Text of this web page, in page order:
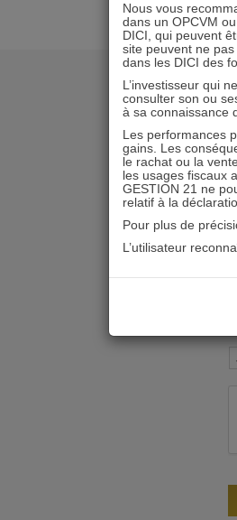
Nous vous
dans un OPCVM
DICI, qui peuvent
site peuvent ne
dans les DICI des
L’investisseur qui
consulter son ou
à sa connaissance
Les performances
gains. Les
le rachat ou la
les usages fiscaux
GESTION 21 ne
relatif à la
Pour plus de
L’utilisateur